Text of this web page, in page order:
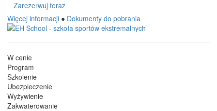
Zarezerwuj teraz
Więcej informacji ● Dokumenty do pobrania
W cenie
Program
Szkolenie
Ubezpieczenie
Wyżywienie
Zakwaterowanie